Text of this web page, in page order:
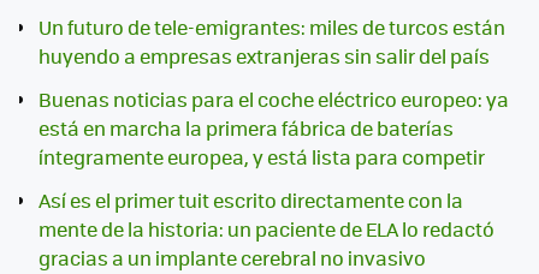
Un futuro de tele-emigrantes: miles de turcos están
huyendo a empresas extranjeras sin salir del país
Buenas noticias para el coche eléctrico europeo: ya
está en marcha la primera fábrica de baterías
íntegramente europea, y está lista para competir
Así es el primer tuit escrito directamente con la
mente de la historia: un paciente de ELA lo redactó
gracias a un implante cerebral no invasivo